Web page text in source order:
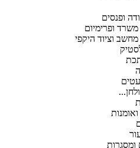
ופנסים
ופרימיום
וציוד היקפי
ומסגרות